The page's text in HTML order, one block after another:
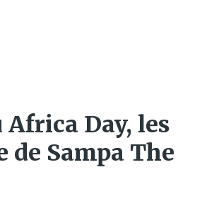
Africa Day, les
Sampa The